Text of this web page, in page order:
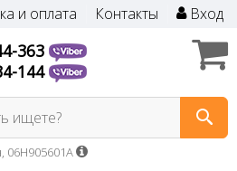
и оплата Контакты Вход
363
144
ищете?
06H905601A